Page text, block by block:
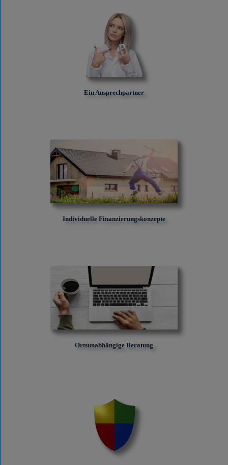
Ein Ansprechpartner
Individuelle Finanzierungskonzepte
Ortsunabhängige Beratung